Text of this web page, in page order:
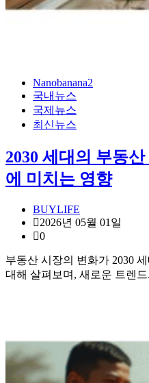
Nanobanana2
국내뉴스
국제뉴스
최신뉴스
2030 세대의 부동
에 미치는 영향
BUYLIFE
2026년 05월 01일
0
부동산 시장의 변화가 2030
대해 살펴보며, 새로운 트렌